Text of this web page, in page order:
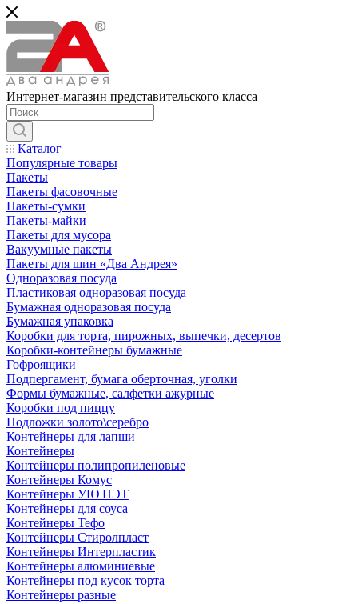
Интернет-магазин представительского класса
Каталог
Популярные товары
Пакеты
Пакеты фасовочные
Пакеты-сумки
Пакеты-майки
Пакеты для мусора
Вакуумные пакеты
Пакеты для шин «Два Андрея»
Одноразовая посуда
Пластиковая одноразовая посуда
Бумажная одноразовая посуда
Бумажная упаковка
Коробки для торта, пирожных, выпечки, десертов
Коробки-контейнеры бумажные
Гофроящики
Подпергамент, бумага оберточная, уголки
Формы бумажные, салфетки ажурные
Коробки под пиццу
Подложки золото\серебро
Контейнеры для лапши
Контейнеры
Контейнеры полипропиленовые
Контейнеры Комус
Контейнеры УЮ ПЭТ
Контейнеры для соуса
Контейнеры Тефо
Контейнеры Стиролпласт
Контейнеры Интерпластик
Контейнеры алюминиевые
Контейнеры под кусок торта
Контейнеры разные